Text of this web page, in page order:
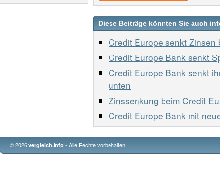
Diese Beiträge könnten Sie auch
Credit Europe senkt Zinsen
Credit Europe Bank senkt
Credit Europe Bank senkt
unten
Zinssenkung beim Credit
Credit Europe Bank mit
© 2026 vergleich.info - Alle Rechte vorbehalten.